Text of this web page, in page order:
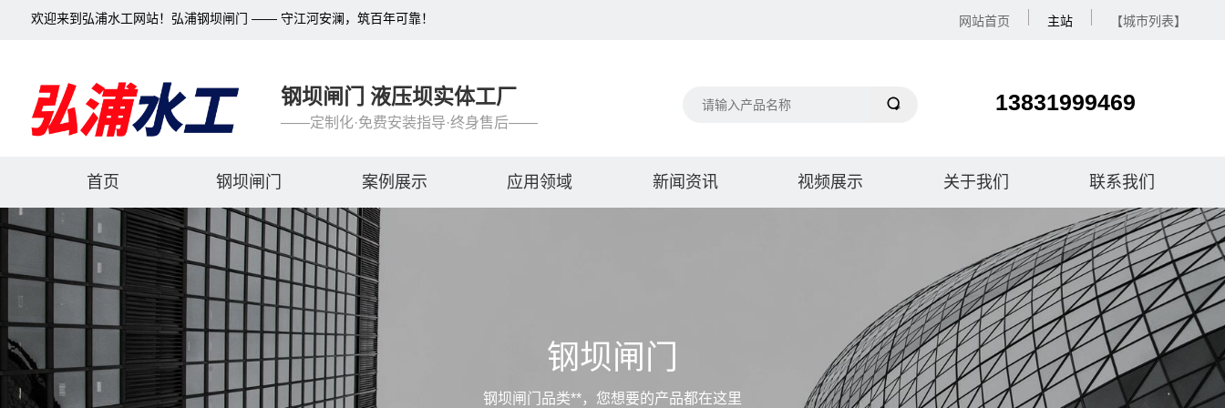
欢迎来到弘浦水工网站！弘浦钢坝闸门 —— 守江河安澜，筑百年可靠！ 网站首页 主站 【城市列表】
钢坝闸门 液压坝实体工厂
——定制化·免费安装指导·终身售后——
13831999469
首页 钢坝闸门 案例展示 应用领域 新闻资讯 视频展示 关于我们 联系我们
钢坝闸门
钢坝闸门品类**，您想要的产品都在这里